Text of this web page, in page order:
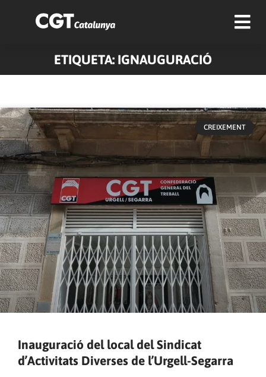
ETIQUETA: IGNAUGURACIÓ
CREIXEMENT
Inauguració del local del Sindicat
d’Activitats Diverses de l’Urgell-Segarra